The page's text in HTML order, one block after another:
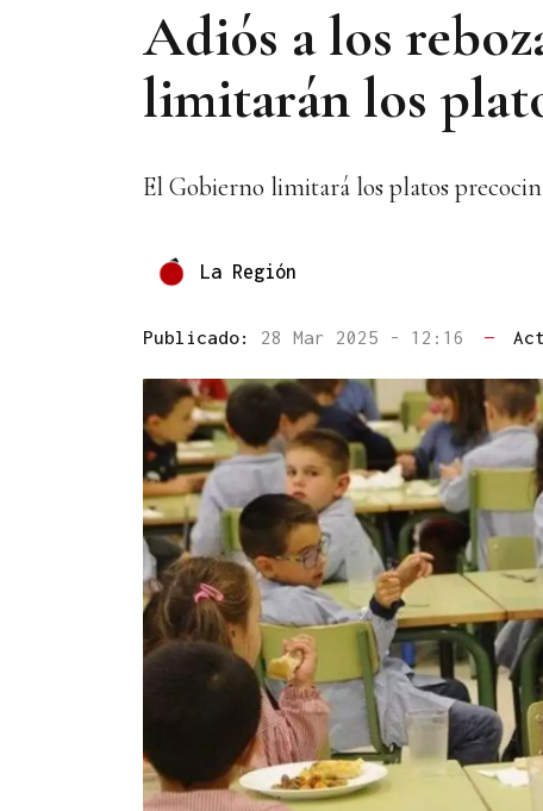
Adiós a los
limitarán los
El Gobierno limitará los platos
La Región
Publicado: 28 Mar 2025 - 12:16 —